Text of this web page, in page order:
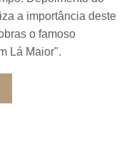
a importância deste
o famoso
Lá Maior".